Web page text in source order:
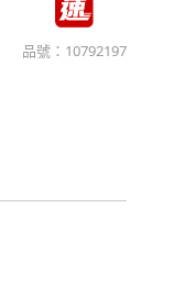
品號： 10792197